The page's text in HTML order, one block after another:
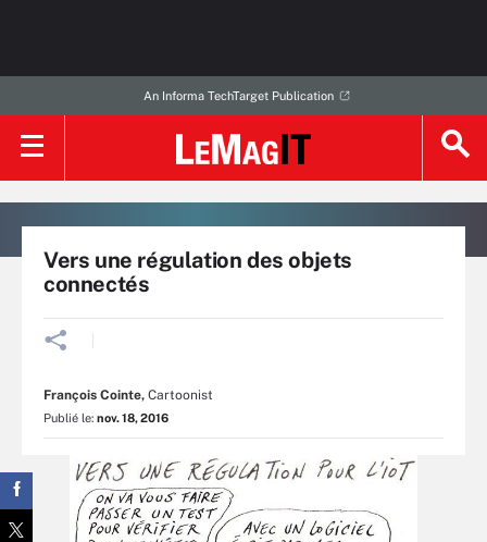
An Informa TechTarget Publication
Vers une régulation des objets
connectés
François Cointe, Cartoonist
Publié le: nov. 18, 2016